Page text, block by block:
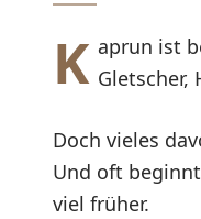
K aprun ist
Gletscher,
Doch vieles
Und oft
viel früher.